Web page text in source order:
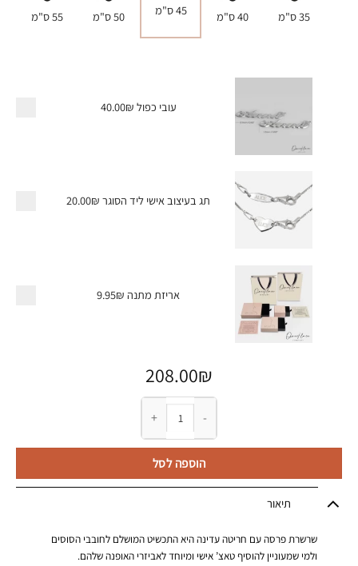
35 ס"מ 40 ס"מ 45 ס"מ 50 ס"מ 55 ס"מ
עובי כפול 40.00₪
תג בעיצוב אישי ליד הסוגר 20.00₪
אריזת מתנה 9.95₪
208.00₪
כמות של שרשרת פרסה עם חריטה עדינה
הוספה לסל
תיאור
שרשרת פרסה עם חריטה עדינה היא התכשיט המושלם לחובבי הסוסים
ולמי שמעוניין להוסיף טאצ’ אישי ומיוחד לאביזרי האופנה שלהם.